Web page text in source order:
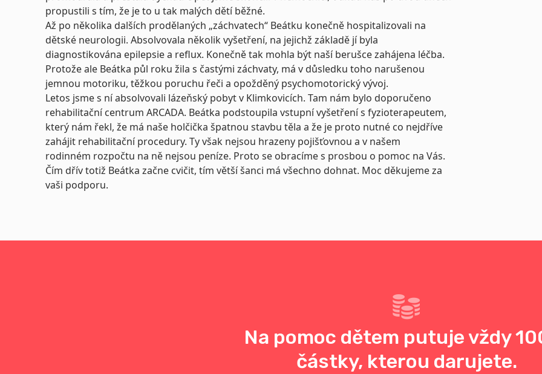
propustili s tím, že je to u tak malých dětí běžné.
Až po několika dalších prodělaných „záchvatech“ Beátku konečně hospitalizovali na
dětské neurologii. Absolvovala několik vyšetření, na jejichž základě jí byla
diagnostikována epilepsie a reflux. Konečně tak mohla být naší berušce zahájena léčba.
Protože ale Beátka půl roku žila s častými záchvaty, má v důsledku toho narušenou
jemnou motoriku, těžkou poruchu řeči a opožděný psychomotorický vývoj.
Letos jsme s ní absolvovali lázeňský pobyt v Klimkovicích. Tam nám bylo doporučeno
rehabilitační centrum ARCADA. Beátka podstoupila vstupní vyšetření s fyzioterapeutem,
který nám řekl, že má naše holčička špatnou stavbu těla a že je proto nutné co nejdříve
zahájit rehabilitační procedury. Ty však nejsou hrazeny pojišťovnou a v našem
rodinném rozpočtu na ně nejsou peníze. Proto se obracíme s prosbou o pomoc na Vás.
Čím dřív totiž Beátka začne cvičit, tím větší šanci má všechno dohnat. Moc děkujeme za
vaši podporu.
Na pomoc dětem putuje vždy
částky, kterou darujete.